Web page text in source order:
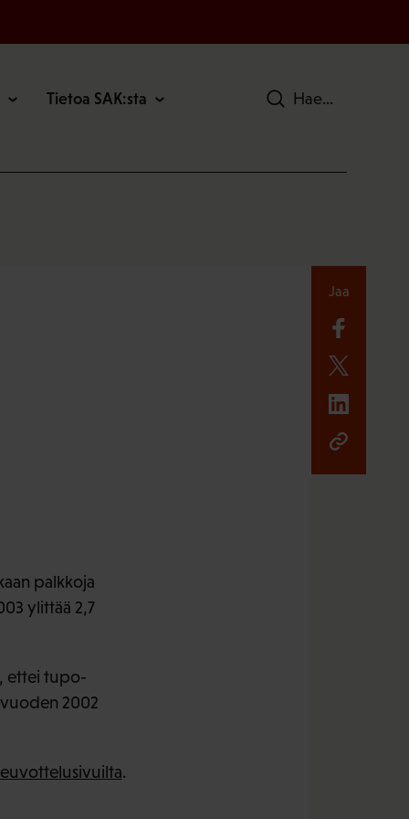
Tietoa SAK:sta Hae
palkkoja
ylittää 2,7
ettei tupo-
2002
.
Jaa